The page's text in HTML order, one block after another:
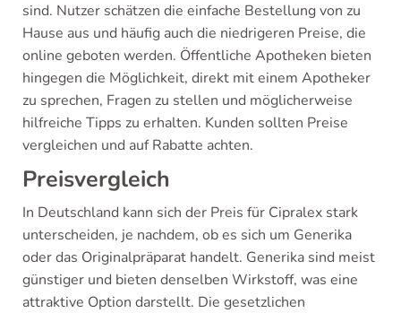
sind. Nutzer schätzen die einfache Bestellung von zu
Hause aus und häufig auch die niedrigeren Preise, die
online geboten werden. Öffentliche Apotheken bieten
hingegen die Möglichkeit, direkt mit einem Apotheker
zu sprechen, Fragen zu stellen und möglicherweise
hilfreiche Tipps zu erhalten. Kunden sollten Preise
vergleichen und auf Rabatte achten.
Preisvergleich
In Deutschland kann sich der Preis für Cipralex stark
unterscheiden, je nachdem, ob es sich um Generika
oder das Originalpräparat handelt. Generika sind meist
günstiger und bieten denselben Wirkstoff, was eine
attraktive Option darstellt. Die gesetzlichen